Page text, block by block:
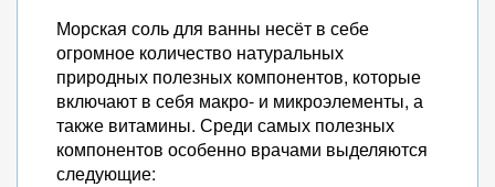
Морская соль для ванны несёт в себе
огромное количество натуральных
природных полезных компонентов, которые
включают в себя макро- и микроэлементы, а
также витамины. Среди самых полезных
компонентов особенно врачами выделяются
следующие: